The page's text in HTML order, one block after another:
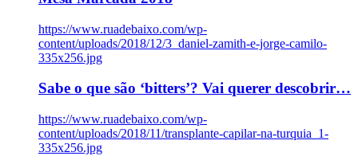
https://www.ruadebaixo.com/wp-
content/uploads/2018/12/3_daniel-zamith-e-jorge-camilo-
335x256.jpg
Sabe o que são ‘bitters’? Vai querer descobrir…
https://www.ruadebaixo.com/wp-
content/uploads/2018/11/transplante-capilar-na-turquia_1-
335x256.jpg